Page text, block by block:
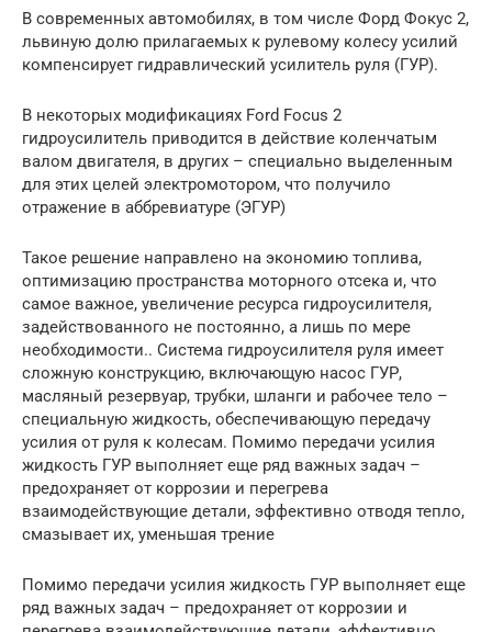
В современных автомобилях, в том числе Форд Фокус 2,
львиную долю прилагаемых к рулевому колесу усилий
компенсирует гидравлический усилитель руля (ГУР).
В некоторых модификациях Ford Focus 2
гидроусилитель приводится в действие коленчатым
валом двигателя, в других – специально выделенным
для этих целей электромотором, что получило
отражение в аббревиатуре (ЭГУР)
Такое решение направлено на экономию топлива,
оптимизацию пространства моторного отсека и, что
самое важное, увеличение ресурса гидроусилителя,
задействованного не постоянно, а лишь по мере
необходимости.. Система гидроусилителя руля имеет
сложную конструкцию, включающую насос ГУР,
масляный резервуар, трубки, шланги и рабочее тело –
специальную жидкость, обеспечивающую передачу
усилия от руля к колесам. Помимо передачи усилия
жидкость ГУР выполняет еще ряд важных задач –
предохраняет от коррозии и перегрева
взаимодействующие детали, эффективно отводя тепло,
смазывает их, уменьшая трение
Помимо передачи усилия жидкость ГУР выполняет еще
ряд важных задач – предохраняет от коррозии и